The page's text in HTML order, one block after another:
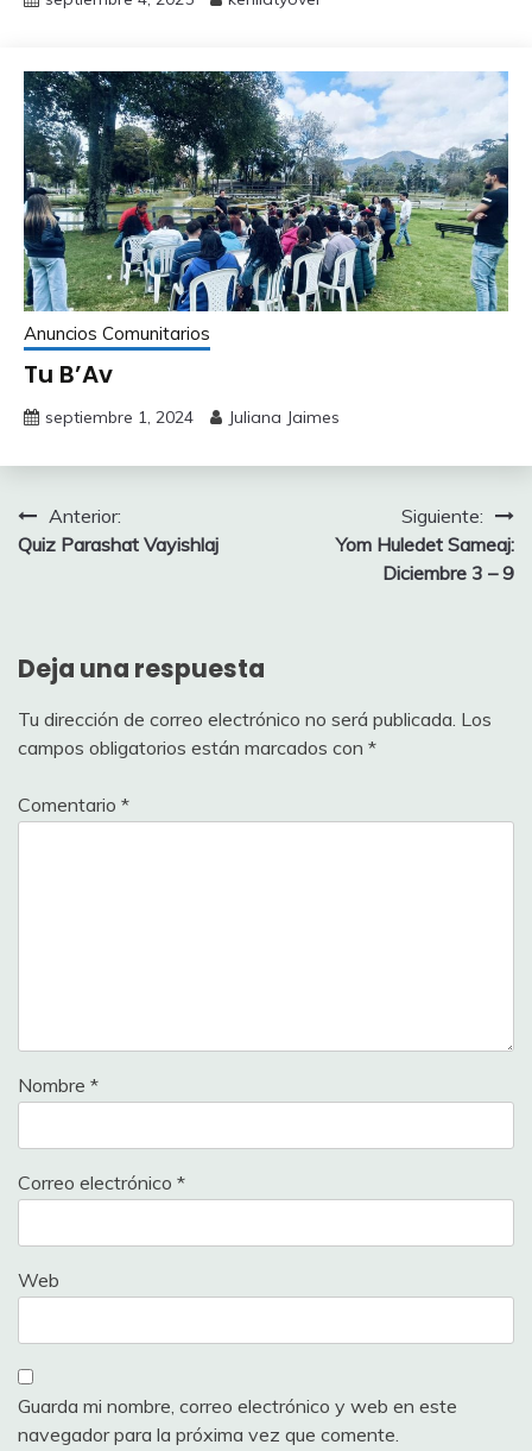
Anuncios Comunitarios
Tu B’Av
septiembre 1, 2024 Juliana Jaimes
Navegación
de
Anterior:
Quiz Parashat Vayishlaj
Siguiente:
Yom Huledet Sameaj:
Diciembre 3 – 9
Deja una respuesta
Tu dirección de correo electrónico no será publicada. Los
campos obligatorios están marcados con *
Comentario *
Nombre *
Correo electrónico *
Web
Guarda mi nombre, correo electrónico y web en este
navegador para la próxima vez que comente.